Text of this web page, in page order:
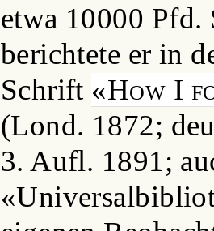
etwa 10000 Pfd.
berichtete er in
Schrift «How I
(Lond. 1872;
3. Aufl. 1891;